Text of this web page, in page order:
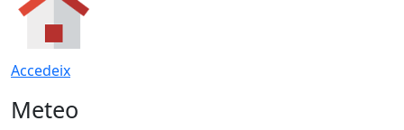
Accedeix
Meteo